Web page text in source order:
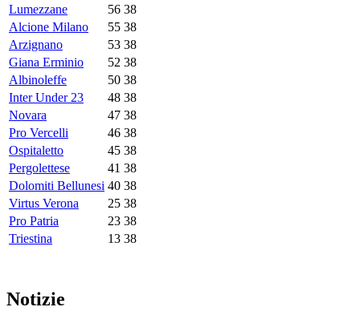
Lumezzane
56 38
Alcione Milano
55 38
Arzignano
53 38
Giana Erminio
52 38
Albinoleffe
50 38
Inter Under 23
48 38
Novara
47 38
Pro Vercelli
46 38
Ospitaletto
45 38
Pergolettese
41 38
Dolomiti Bellunesi 40 38
Virtus Verona
25 38
Pro Patria
23 38
Triestina
13 38
Notizie